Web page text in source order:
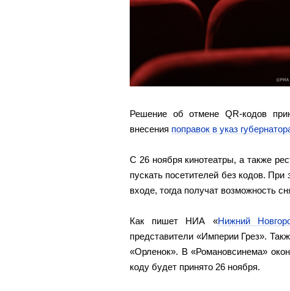
Решение об отмене QR-кодов
внесения поправок в указ
С 26 ноября кинотеатры, а также
пускать посетителей без кодов.
входе, тогда получат возможность
Как пишет НИА «Нижний
представители «Империи Грез».
«Орленок». В «Романовсинема»
коду будет принято 26 ноября.